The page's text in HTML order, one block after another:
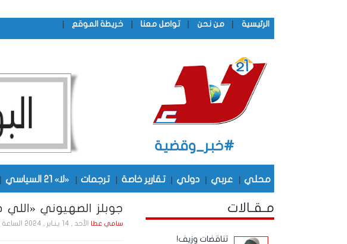
الرئيسية | من نحن | تواصل معنا | خريطة الموقع |
#خبر_وقضية
محلي | عربي | دولي | تقارير خاصة | ترجمات | «لا» 21 السياسي |
جوبلز الصهيوني
سامي عطا الأحد , 14 يـنـاير , 2024 الساعة 6:52:15 PM
مـقـالات
تناقضات وزيف!